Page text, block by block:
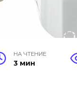
НА ЧТЕНИЕ
3 мин